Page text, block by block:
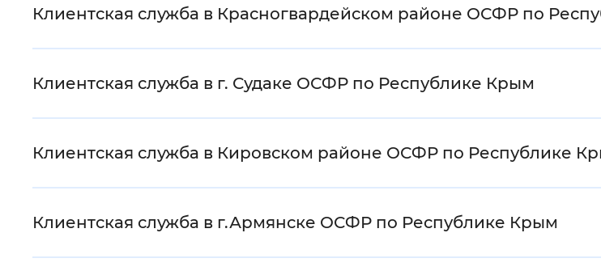
Клиентская служба в Красногвардейском районе ОСФР по
Клиентская служба в г. Судаке ОСФР по Республике Крым
Клиентская служба в Кировском районе ОСФР по Республике
Клиентская служба в г.Армянске ОСФР по Республике Крым